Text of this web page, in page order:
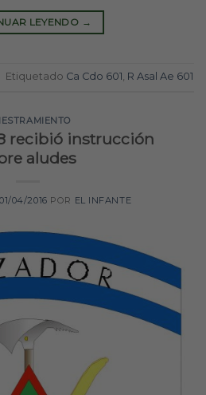
LEYENDO →
Etiquetado Ca Cdo 601, R Asal Ae 601
8 recibió instrucción
aludes
01/04/2016 POR EL INFANTE